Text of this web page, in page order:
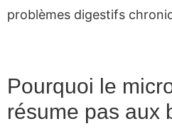
problèmes digestifs
Pourquoi le
résume pas aux